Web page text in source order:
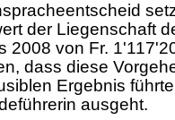
der Liegenschaft
2008 von Fr.
dass diese
Ergebnis
ausgeht.